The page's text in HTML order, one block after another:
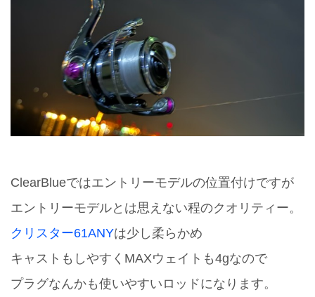
ClearBlueではエントリーモデルの位置付けですが
エントリーモデルとは思えない程のクオリティー。
クリスター61ANYは少し柔らかめ
キャストもしやすくMAXウェイトも4gなので
プラグなんかも使いやすいロッドになります。